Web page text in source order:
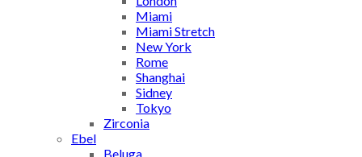
Miami
Miami Stretch
New York
Rome
Shanghai
Sidney
Tokyo
Zirconia
Ebel
Beluga